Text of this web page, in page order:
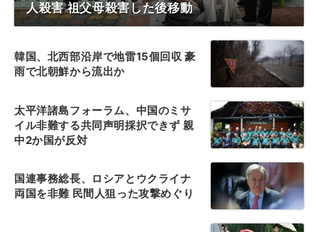
人殺害 祖父母殺害した後移動
韓国、北西部沿岸で地雷15個回収 豪
雨で北朝鮮から流出か
太平洋諸島フォーラム、中国のミサ
イル非難する共同声明採択できず 親
中2か国が反対
国連事務総長、ロシアとウクライナ
両国を非難 民間人狙った攻撃めぐり